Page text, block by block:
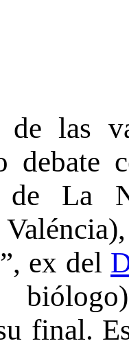
las
debate
de La
ex del
final.